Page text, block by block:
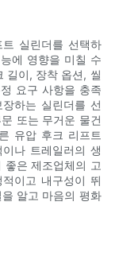
실린더를 선택하
에 영향을 미칠 수
길이, 장착 옵션, 씰
요구 사항을 충족
하는 실린더를 선
또는 무거운 물건
유압 후크 리프트
나 트레일러의 생
좋은 제조업체의 고
이고 내구성이 뛰
알고 마음의 평화